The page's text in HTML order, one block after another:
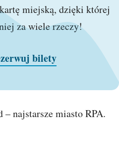
miejską, dzięki której
za wiele rzeczy!
bilety
– najstarsze miasto RPA.